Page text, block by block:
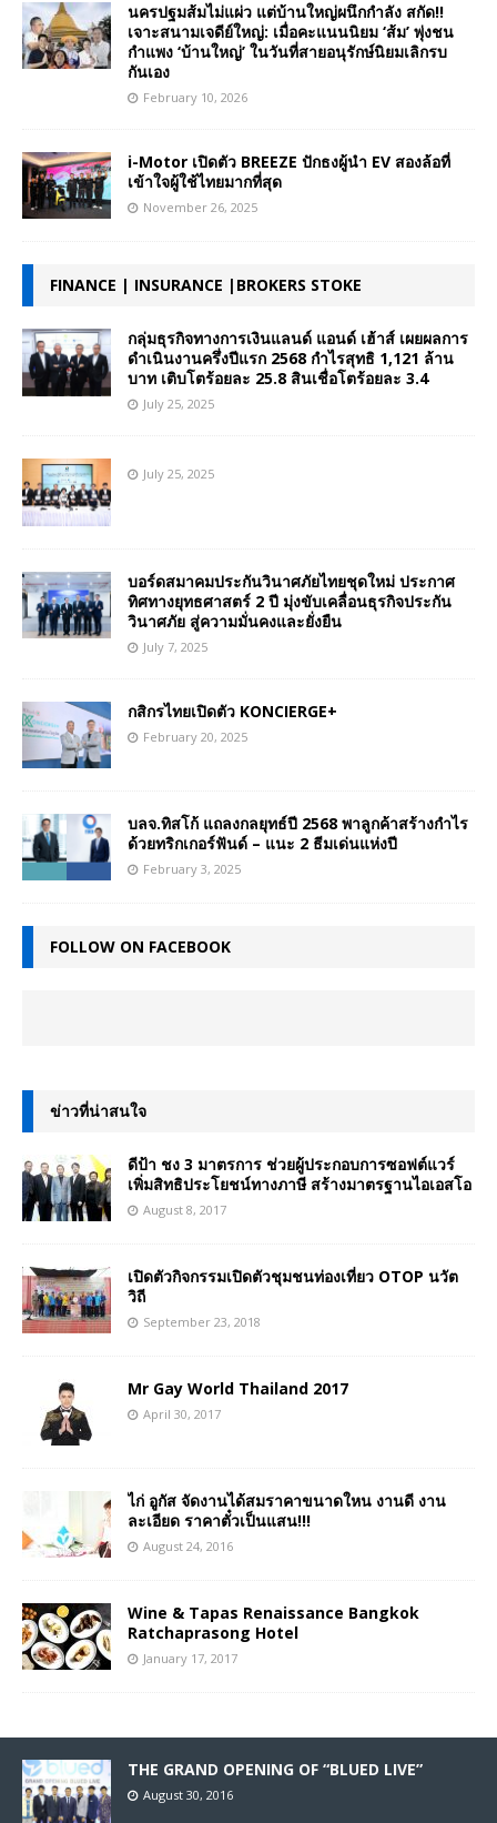
นครปฐมส้มไม่แผ่ว แต่บ้านใหญ่ผนึกกำลัง สกัด!!
เจาะสนามเจดีย์ใหญ่: เมื่อคะแนนนิยม ‘ส้ม’ พุ่งชน
กำแพง ‘บ้านใหญ่’ ในวันที่สายอนุรักษ์นิยมเลิกรบ
กันเอง
February 10, 2026
i-Motor เปิดตัว BREEZE ปักธงผู้นำ EV สองล้อที่
เข้าใจผู้ใช้ไทยมากที่สุด
November 26, 2025
FINANCE | INSURANCE |BROKERS STOKE
กลุ่มธุรกิจทางการเงินแลนด์ แอนด์ เฮ้าส์ เผยผลการ
ดำเนินงานครึ่งปีแรก 2568 กำไรสุทธิ 1,121 ล้าน
บาท เติบโตร้อยละ 25.8 สินเชื่อโตร้อยละ 3.4
July 25, 2025
July 25, 2025
บอร์ดสมาคมประกันวินาศภัยไทยชุดใหม่ ประกาศ
ทิศทางยุทธศาสตร์ 2 ปี มุ่งขับเคลื่อนธุรกิจประกัน
วินาศภัย สู่ความมั่นคงและยั่งยืน
July 7, 2025
กสิกรไทยเปิดตัว KONCIERGE+
February 20, 2025
บลจ.ทิสโก้ แถลงกลยุทธ์ปี 2568 พาลูกค้าสร้างกำไร
ด้วยทริกเกอร์ฟันด์ – แนะ 2 ธีมเด่นแห่งปี
February 3, 2025
FOLLOW ON FACEBOOK
ข่าวที่น่าสนใจ
ดีป้า ชง 3 มาตรการ ช่วยผู้ประกอบการซอฟต์แวร์
เพิ่มสิทธิประโยชน์ทางภาษี สร้างมาตรฐานไอเอสโอ
August 8, 2017
เปิดตัวกิจกรรมเปิดตัวชุมชนท่องเที่ยว OTOP นวัต
วิถี
September 23, 2018
Mr Gay World Thailand 2017
April 30, 2017
ไก่ อูกัส จัดงานได้สมราคาขนาดใหน งานดี งาน
ละเอียด ราคาตั๋วเป็นแสน!!!
August 24, 2016
Wine & Tapas Renaissance Bangkok
Ratchaprasong Hotel
January 17, 2017
THE GRAND OPENING OF “BLUED LIVE”
August 30, 2016